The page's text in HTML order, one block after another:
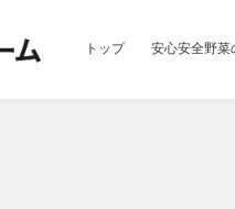
トップ 安心安全野菜